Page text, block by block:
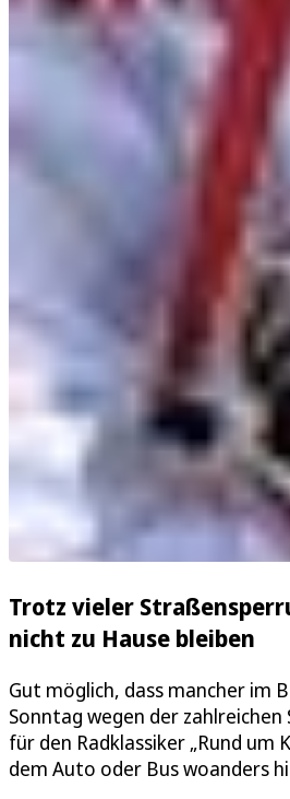
Trotz vieler
nicht zu Hause bleiben
Gut möglich, dass mancher im
Sonntag wegen der
für den Radklassiker „Rund um
dem Auto oder Bus woanders